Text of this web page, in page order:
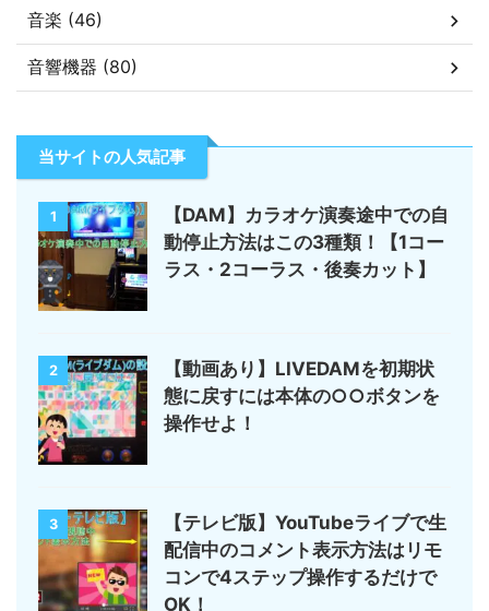
音楽 (46)
音響機器 (80)
当サイトの人気記事
1
【DAM】カラオケ演奏途中での自
動停止方法はこの3種類！【1コー
ラス・2コーラス・後奏カット】
2
【動画あり】LIVEDAMを初期状
態に戻すには本体の○○ボタンを
操作せよ！
3
【テレビ版】YouTubeライブで生
配信中のコメント表示方法はリモ
コンで4ステップ操作するだけで
OK！